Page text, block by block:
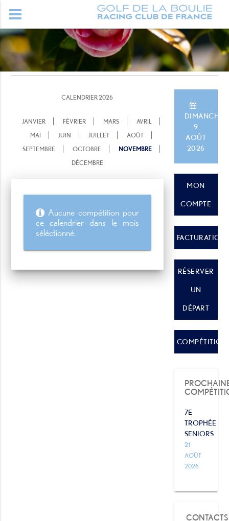
CALENDRIER 2026
JANVIER FÉVRIER MARS
AVRIL
MAI
JUIN JUILLET
AOÛT
SEPTEMBRE
OCTOBRE
NOVEMBRE
DÉCEMBRE
Aucune compétition pour
ce calendrier dans le mois
séléctionné.
DIMANCHE
9
AOÛT
2026
MON
COMPTE
FACTURATION
RÉSERVER
UN
DÉPART
7E
TROPHÉE
SENIORS
21
AOÛT
2026
CONTACTS